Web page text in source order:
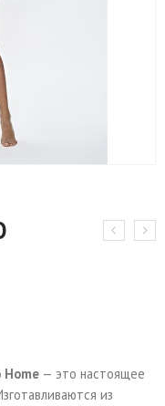
Home — это настоящее
из